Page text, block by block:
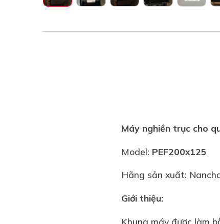
Máy nghiền trục cho
Model: PEF200x125
Hãng sản xuất:
Giới thiệu:
Khung máy được làm